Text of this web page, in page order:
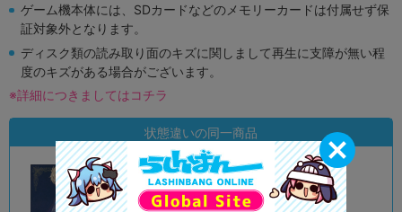
ゲーム機本体には、SDカードなどのメモリーカードは付属せず保
証対象外となります。
ディスク類の読み取り面のキズに関しまして再生に支障が無い程
度のキズがある場合がございます。
※詳細につきましてはコチラ
状態違いの同一商品
状態 : A
オンライン